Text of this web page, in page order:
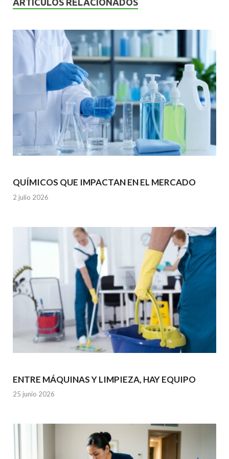
o
k
p
p
ARTÍCULOS RELACIONADOS
QUÍMICOS QUE IMPACTAN EN EL MERCADO
2 julio 2026
ENTRE MÁQUINAS Y LIMPIEZA, HAY EQUIPO
25 junio 2026